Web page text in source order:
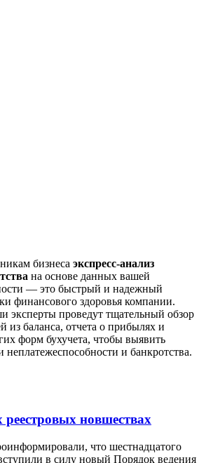
бизнеса экспресс-анализ
на основе данных вашей
— это быстрый и надежный
финансового здоровья компании.
эксперты проведут тщательный обзор
из баланса, отчета о прибылях и
форм бухучета, чтобы выявить
и банкротства.
новшествах
что шестнадцатого
в силу новый Порядок ведения